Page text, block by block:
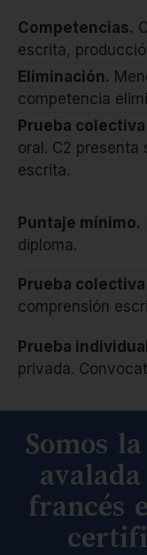
Competencias.
escrita,
Eliminación.
competencia
Prueba colectiva
oral. C2 presenta
escrita.
Puntaje mínimo.
diploma.
Prueba colectiva
comprensión
Prueba
privada.
Somos
francés